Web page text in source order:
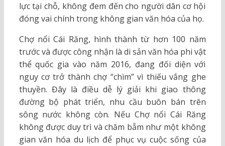
lực tại chỗ, không đem đến cho người dân cơ hội
đóng vai chính trong không gian văn hóa của họ.
Chợ nổi Cái Răng, hình thành từ hơn 100 năm
trước và được công nhận là di sản văn hóa phi vật
thể quốc gia vào năm 2016, đang đối diện với
nguy cơ trở thành chợ “chìm” vì thiếu vắng ghe
thuyền. Đây là điều dễ lý giải khi giao thông
đường bộ phát triển, nhu cầu buôn bán trên
sông nước không còn. Nếu Chợ nổi Cái Răng
không được duy trì và chăm bẵm như một không
gian văn hóa du lịch để phục vụ cuộc sống của